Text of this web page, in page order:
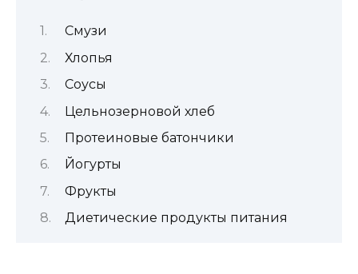
Смузи
Хлопья
Соусы
Цельнозерновой хлеб
Протеиновые батончики
Йогурты
Фрукты
Диетические продукты питания